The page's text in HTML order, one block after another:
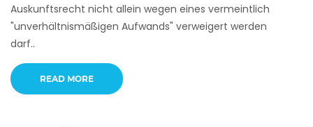
Auskunftsrecht nicht allein wegen eines vermeintlich
"unverhältnismäßigen Aufwands" verweigert werden
darf..
READ MORE